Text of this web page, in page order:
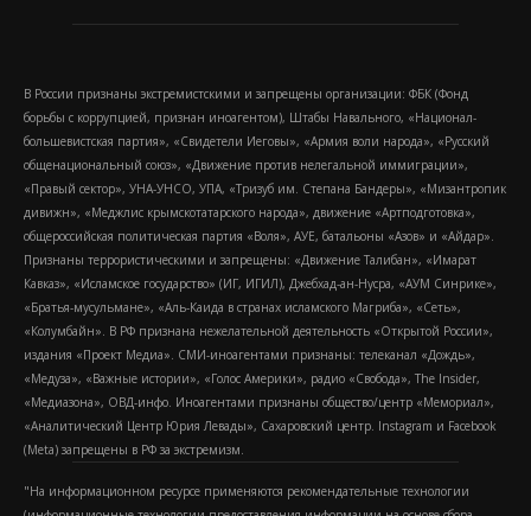
В России признаны экстремистскими и запрещены организации: ФБК (Фонд
борьбы с коррупцией, признан иноагентом), Штабы Навального, «Национал-
большевистская партия», «Свидетели Иеговы», «Армия воли народа», «Русский
общенациональный союз», «Движение против нелегальной иммиграции»,
«Правый сектор», УНА-УНСО, УПА, «Тризуб им. Степана Бандеры», «Мизантропик
дивижн», «Меджлис крымскотатарского народа», движение «Артподготовка»,
общероссийская политическая партия «Воля», АУЕ, батальоны «Азов» и «Айдар».
Признаны террористическими и запрещены: «Движение Талибан», «Имарат
Кавказ», «Исламское государство» (ИГ, ИГИЛ), Джебхад-ан-Нусра, «АУМ Синрике»,
«Братья-мусульмане», «Аль-Каида в странах исламского Магриба», «Сеть»,
«Колумбайн». В РФ признана нежелательной деятельность «Открытой России»,
издания «Проект Медиа». СМИ-иноагентами признаны: телеканал «Дождь»,
«Медуза», «Важные истории», «Голос Америки», радио «Свобода», The Insider,
«Медиазона», ОВД-инфо. Иноагентами признаны общество/центр «Мемориал»,
«Аналитический Центр Юрия Левады», Сахаровский центр. Instagram и Facebook
(Metа) запрещены в РФ за экстремизм.
"На информационном ресурсе применяются рекомендательные технологии